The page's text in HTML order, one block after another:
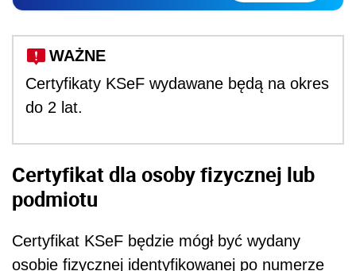
WAŻNE
Certyfikaty KSeF wydawane będą na okres
do 2 lat.
Certyfikat dla osoby fizycznej lub
podmiotu
Certyfikat KSeF będzie mógł być wydany
osobie fizycznej identyfikowanej po numerze